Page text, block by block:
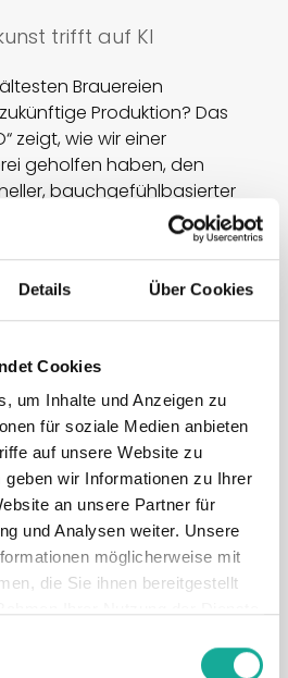
Details Über Cookies
Cookies
um Inhalte und Anzeigen zu
für soziale Medien anbieten
auf unsere Website zu
wir Informationen zu Ihrer
an unsere Partner für
und Analysen weiter. Unsere
möglicherweise mit
die Sie ihnen bereitgestellt
trifft auf KI
Brauereien
Produktion? Das
zeigt, wie wir einer
geholfen haben, den
bauchgefühlbasierter
Planung zu
KI werden Faktoren wie
für den
Solutions